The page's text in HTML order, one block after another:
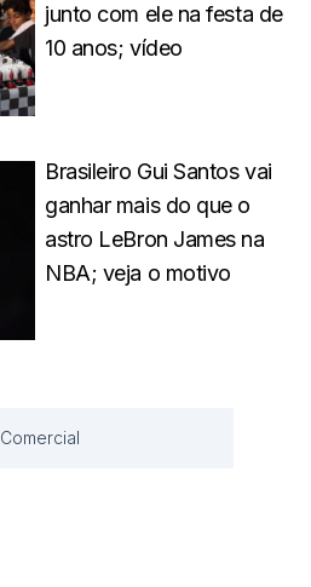
junto com ele na festa de
10 anos; vídeo
Brasileiro Gui Santos vai
ganhar mais do que o
astro LeBron James na
NBA; veja o motivo
Comercial